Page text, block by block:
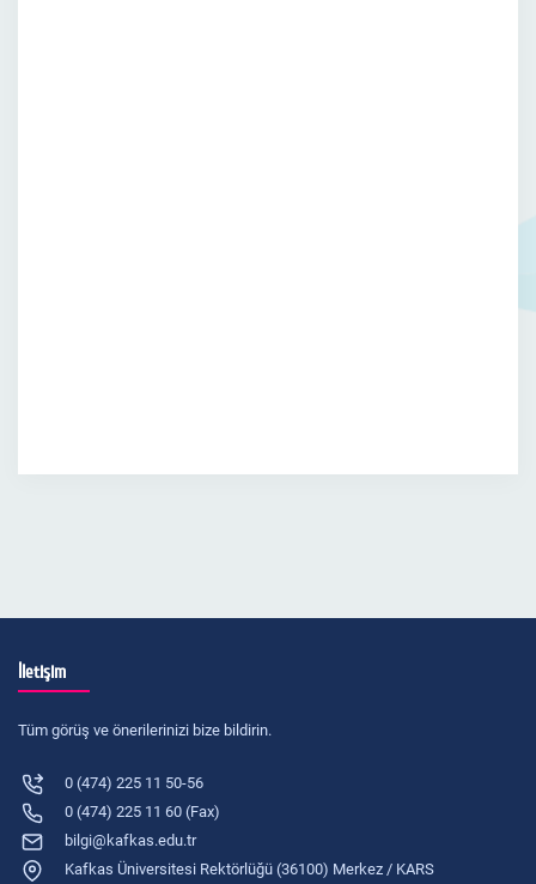
İletişim
Tüm görüş ve önerilerinizi bize bildirin.
0 (474) 225 11 50-56
0 (474) 225 11 60 (Fax)
bilgi@kafkas.edu.tr
Kafkas Üniversitesi Rektörlüğü (36100) Merkez / KARS